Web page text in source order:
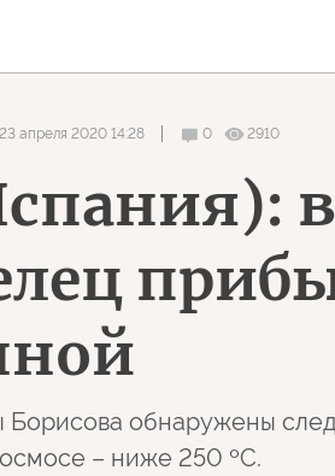
23 апреля 2020 14:28 0 2910
Борисова обнаружены
– ниже 250 ºC.